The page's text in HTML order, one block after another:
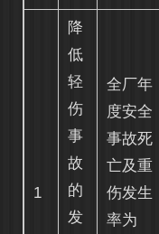
1
降
低
轻
伤
事
故
的
发
全厂年
度安全
事故死
亡及重
伤发生
率为